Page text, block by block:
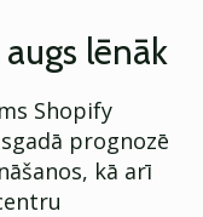
lēnāk
Shopify
prognozē
kā arī